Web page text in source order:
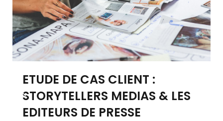
ETUDE DE CAS CLIENT :
STORYTELLERS MEDIAS & LES
EDITEURS DE PRESSE